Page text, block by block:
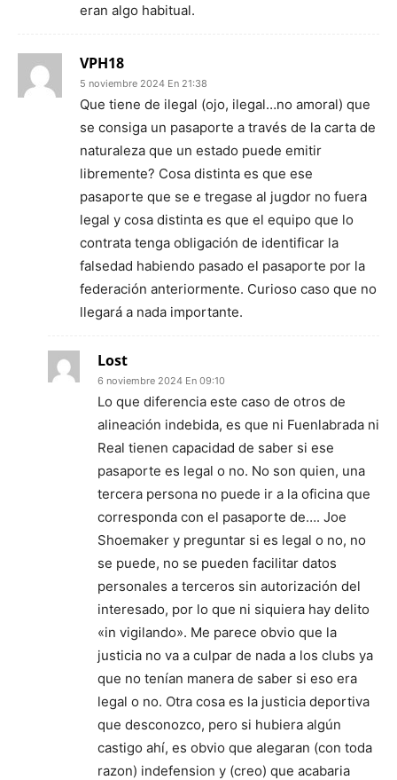
eran algo habitual.
VPH18
5 noviembre 2024 En 21:38
Que tiene de ilegal (ojo, ilegal…no amoral) que
se consiga un pasaporte a través de la carta de
naturaleza que un estado puede emitir
libremente? Cosa distinta es que ese
pasaporte que se e tregase al jugdor no fuera
legal y cosa distinta es que el equipo que lo
contrata tenga obligación de identificar la
falsedad habiendo pasado el pasaporte por la
federación anteriormente. Curioso caso que no
llegará a nada importante.
Lost
6 noviembre 2024 En 09:10
Lo que diferencia este caso de otros de
alineación indebida, es que ni Fuenlabrada ni
Real tienen capacidad de saber si ese
pasaporte es legal o no. No son quien, una
tercera persona no puede ir a la oficina que
corresponda con el pasaporte de…. Joe
Shoemaker y preguntar si es legal o no, no
se puede, no se pueden facilitar datos
personales a terceros sin autorización del
interesado, por lo que ni siquiera hay delito
«in vigilando». Me parece obvio que la
justicia no va a culpar de nada a los clubs ya
que no tenían manera de saber si eso era
legal o no. Otra cosa es la justicia deportiva
que desconozco, pero si hubiera algún
castigo ahí, es obvio que alegaran (con toda
razon) indefension y (creo) que acabaria